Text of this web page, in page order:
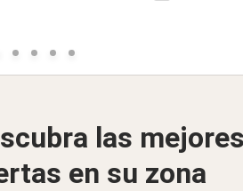
las mejores
en su zona